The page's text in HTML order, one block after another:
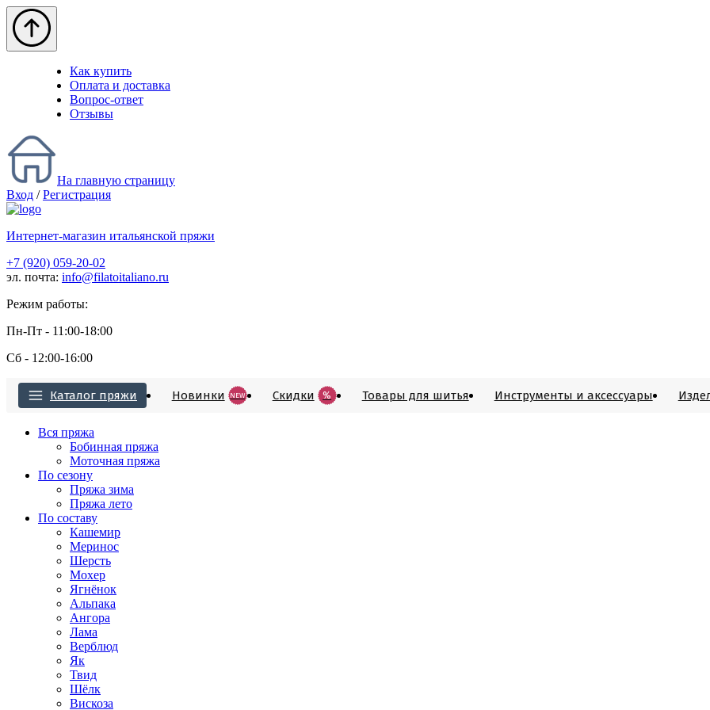
Как купить
Оплата и доставка
Вопрос-ответ
Отзывы
На главную страницу
Вход /Регистрация
Интернет-магазин итальянской пряжи
+7 (920) 059-20-02
эл. почта: info@filatoitaliano.ru
Режим работы:
Пн-Пт - 11:00-18:00
Сб - 12:00-16:00
Каталог пряжи Новинки NEW Cкидки % Товары для шитья Инструменты и аксессуары
Вся пряжа
Бобинная пряжа
Моточная пряжа
По сезону
Пряжа зима
Пряжа лето
По составу
Кашемир
Меринос
Шерсть
Мохер
Ягнёнок
Альпака
Ангора
Лама
Верблюд
Як
Твид
Шёлк
Вискоза